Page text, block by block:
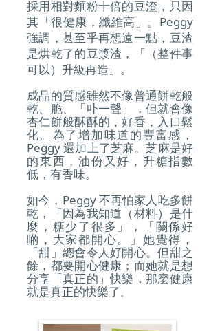
採用相對麵粉十倍的豆渣，只因
其「很健康，纖維高」。Peggy
強調，甚至乎再想遠一點，豆渣
是烘乾了的豆漿渣，「（整件事
可以）升級再造」。
成品的質感雖然不像普通餅乾般
乾、脆、「卟一聲」，但就會像
杏仁餅般酥酥的，好香，入口鬆
化。為了增加味道的豐富感，
Peggy 還加上了芝麻。芝麻是好
的東西，油份又好，升糖指數
低，有香味。
如今，Peggy 不再怕家人吃多餅
乾，「因為我知道（材料）是什
麼，糖少了很多」，「關係好
啲，大家都開心。」她覺得，
「甜」總會令人好開心。但甜之
餘，都要開心健康；而她就是想
分享「真正的」快樂，那麼健康
就是真正的快樂了。